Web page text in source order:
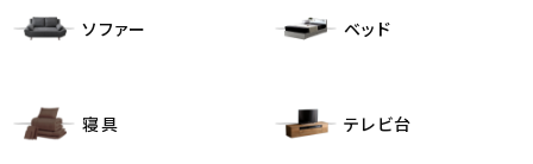
ソファー ベッド
寝具 テレビ台